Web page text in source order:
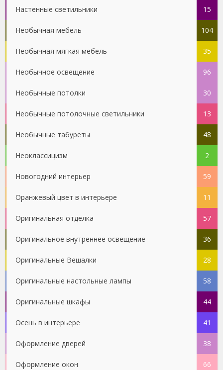
Настенные светильники 15
Необычная мебель 104
Необычная мягкая мебель 35
Необычное освещение 96
Необычные потолки 30
Необычные потолочные светильники 13
Необычные табуреты 48
Неоклассицизм 2
Новогодний интерьер 59
Оранжевый цвет в интерьере 11
Оригинальная отделка 57
Оригинальное внутреннее освещение 36
Оригинальные Вешалки 28
Оригинальные настольные лампы 58
Оригинальные шкафы 44
Осень в интерьере 41
Оформление дверей 38
Оформление окон 66